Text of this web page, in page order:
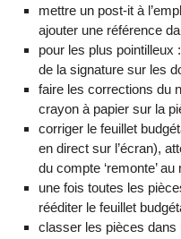
mettre un post-it à
ajouter une référence
pour les plus pointilleux
de la signature sur les
faire les corrections du
crayon à papier sur la
corriger le feuillet
en direct sur l’écran),
du compte ‘remonte’
une fois toutes les
rééditer le feuillet
classer les pièces dans